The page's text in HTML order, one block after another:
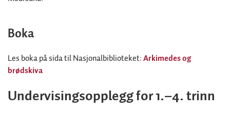
Boka
Les boka på sida til Nasjonalbiblioteket:Arkimedes og
brødskiva
Undervisingsopplegg for 1.–4. trinn